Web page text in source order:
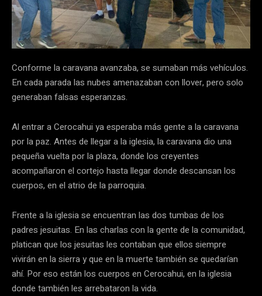
Conforme la caravana avanzaba, se sumaban más vehículos.
En cada parada las nubes amenazaban con llover, pero solo
generaban falsas esperanzas.
Al entrar a Cerocahui ya esperaba más gente a la caravana
por la paz. Antes de llegar a la iglesia, la caravana dio una
pequeña vuelta por la plaza, donde los creyentes
acompañaron el cortejo hasta llegar donde descansan los
cuerpos, en el atrio de la parroquia.
Frente a la iglesia se encuentran las dos tumbas de los
padres jesuitas. En las charlas con la gente de la comunidad,
platican que los jesuitas les contaban que ellos siempre
vivirán en la sierra y que en la muerte también se quedarían
ahí. Por eso están los cuerpos en Cerocahui, en la iglesia
donde también les arrebataron la vida.